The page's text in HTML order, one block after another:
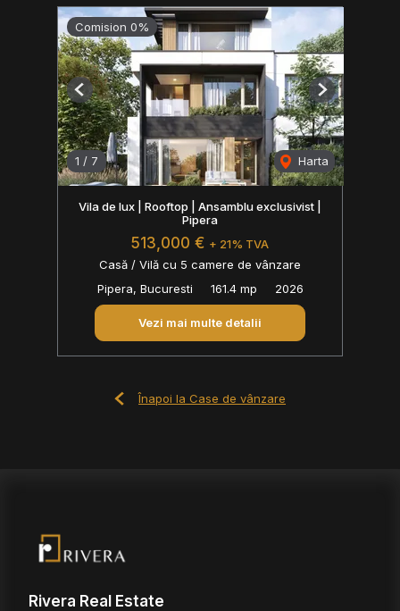
Comision 0%
1 / 7 Harta
Previous Next
Vila de lux | Rooftop | Ansamblu exclusivist |
Pipera
513,000 € + 21% TVA
Casă / Vilă cu 5 camere de vânzare
Pipera, Bucuresti
161.4 mp 2026
Vezi mai multe detalii
Înapoi la Case de vânzare
Rivera Real Estate